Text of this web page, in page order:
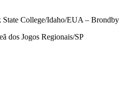
College/Idaho/EUA –
dos Jogos Regionais/SP